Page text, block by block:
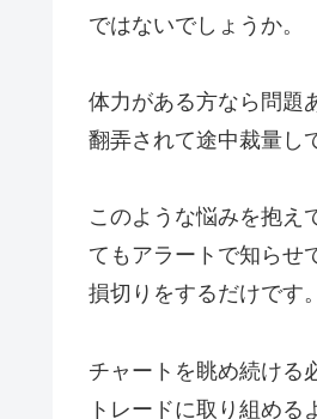
ではないでしょうか。
体力がある方なら問題
翻弄されて途中裁量し
このような悩みを抱え
てもアラートで知らせ
損切りをするだけです。
チャートを眺め続ける
トレードに取り組める